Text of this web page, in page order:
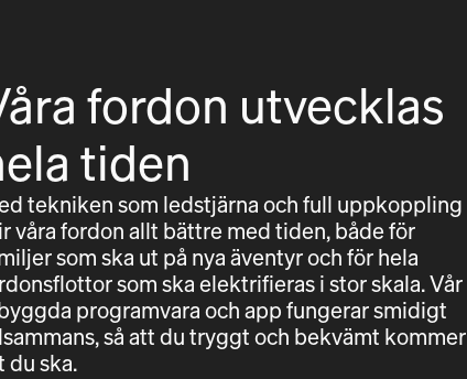
fordon utvecklas
tiden
tekniken som ledstjärna och full uppkoppling
våra fordon allt bättre med tiden, både för
som ska ut på nya äventyr och för hela
som ska elektrifieras i stor skala. Vår
programvara och app fungerar smidigt
så att du tryggt och bekvämt kommer
du ska.